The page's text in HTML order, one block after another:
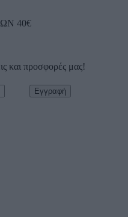
40€
και προσφορές μας!